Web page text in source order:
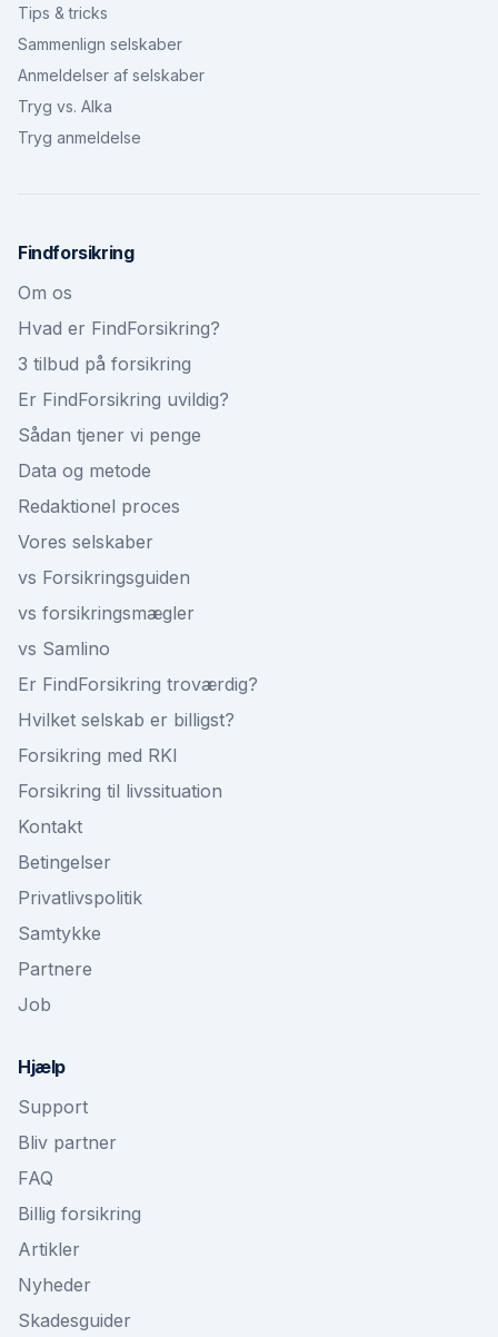
Tips & tricks
Sammenlign selskaber
Anmeldelser af selskaber
Tryg vs. Alka
Tryg anmeldelse
Findforsikring
Om os
Hvad er FindForsikring?
3 tilbud på forsikring
Er FindForsikring uvildig?
Sådan tjener vi penge
Data og metode
Redaktionel proces
Vores selskaber
vs Forsikringsguiden
vs forsikringsmægler
vs Samlino
Er FindForsikring troværdig?
Hvilket selskab er billigst?
Forsikring med RKI
Forsikring til livssituation
Kontakt
Betingelser
Privatlivspolitik
Samtykke
Partnere
Job
Hjælp
Support
Bliv partner
FAQ
Billig forsikring
Artikler
Nyheder
Skadesguider